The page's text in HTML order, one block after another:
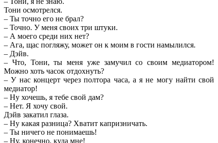
Тони осмотрелся.
– Ты точно его не брал?
– Точно. У меня своих три штуки.
– А моего среди них нет?
– Ага, щас погляжу, может он к моим в гости намылился.
– Дэйв.
– Что, Тони, ты меня уже замучил со своим медиатором!
Можно хоть часок отдохнуть?
– У нас концерт через полтора часа, а я не могу найти свой
медиатор!
– Ну хочешь, я тебе свой дам?
– Нет. Я хочу свой.
Дэйв закатил глаза.
– Ну какая разница? Хватит капризничать.
– Ты ничего не понимаешь!
– Ну, конечно, куда мне!